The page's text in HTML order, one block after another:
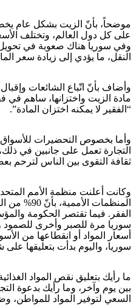
موضحاً، بأنّ الزيت بشكل عام
على كل دول العالم، وتختلف
وفي سوريا هناك صعوبة في
النقل، ما يؤدي إلى زيادة سعر
وأضاف بأنّ اتّباع الشائعات
مادة الزيت واختزانها، ساهم في
“الفقير لا يمكنه اختزان المادة”.
وأما بخصوص التحضيرات
التجارة تعمل على جانبين في
ثقافة التقوى بين الناس لترحم
وكانت أعلنت منظمة الأمم
المنظمات
الفقر. فيما تقتصر الحكومة
سوريا مرة للصبر وأخرى للصمود
أسعار المواد أو انقطاعها من
سوريا، واليوم بدأت بتعليقها
ما رأيك بتعليق نقص المواد
بين يوم وآخر، وما رأيك بدعوة
السعي لتوفير المواد للمواطن،